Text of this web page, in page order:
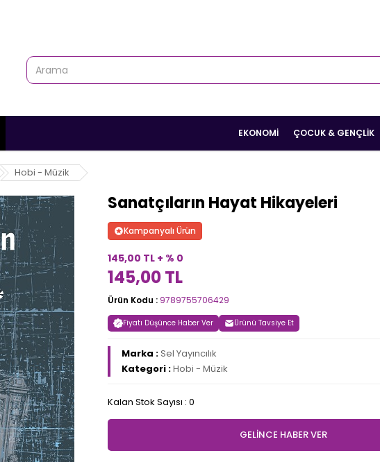
ÇOCUK & GENÇLIK
EKONOMI
Hobi - Müzik
Sanatçıların Hayat Hikayeleri
Kampanyalı Ürün
145,00 TL + % 0
145,00 TL
Ürün Kodu : 9789755706429
Fiyatı Düşünce Haber Ver Ürünü Tavsiye Et
Marka :Sel Yayıncılık
Kategori :Hobi - Müzik
Kalan Stok Sayısı : 0
GELİNCE HABER VER